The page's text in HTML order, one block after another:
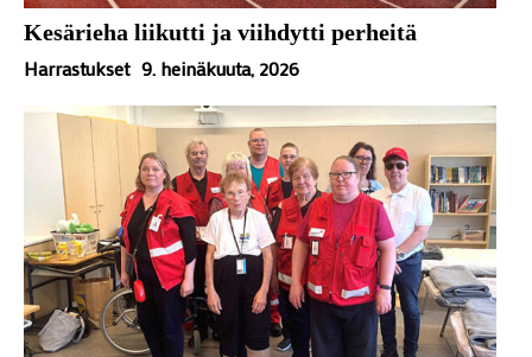
Kesärieha liikutti ja viihdytti perheitä
Harrastukset 9. heinäkuuta, 2026